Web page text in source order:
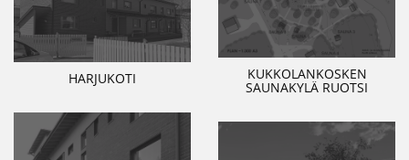
KUKKOLANKOSKEN
SAUNAKYLÄ RUOTSI
HARJUKOTI